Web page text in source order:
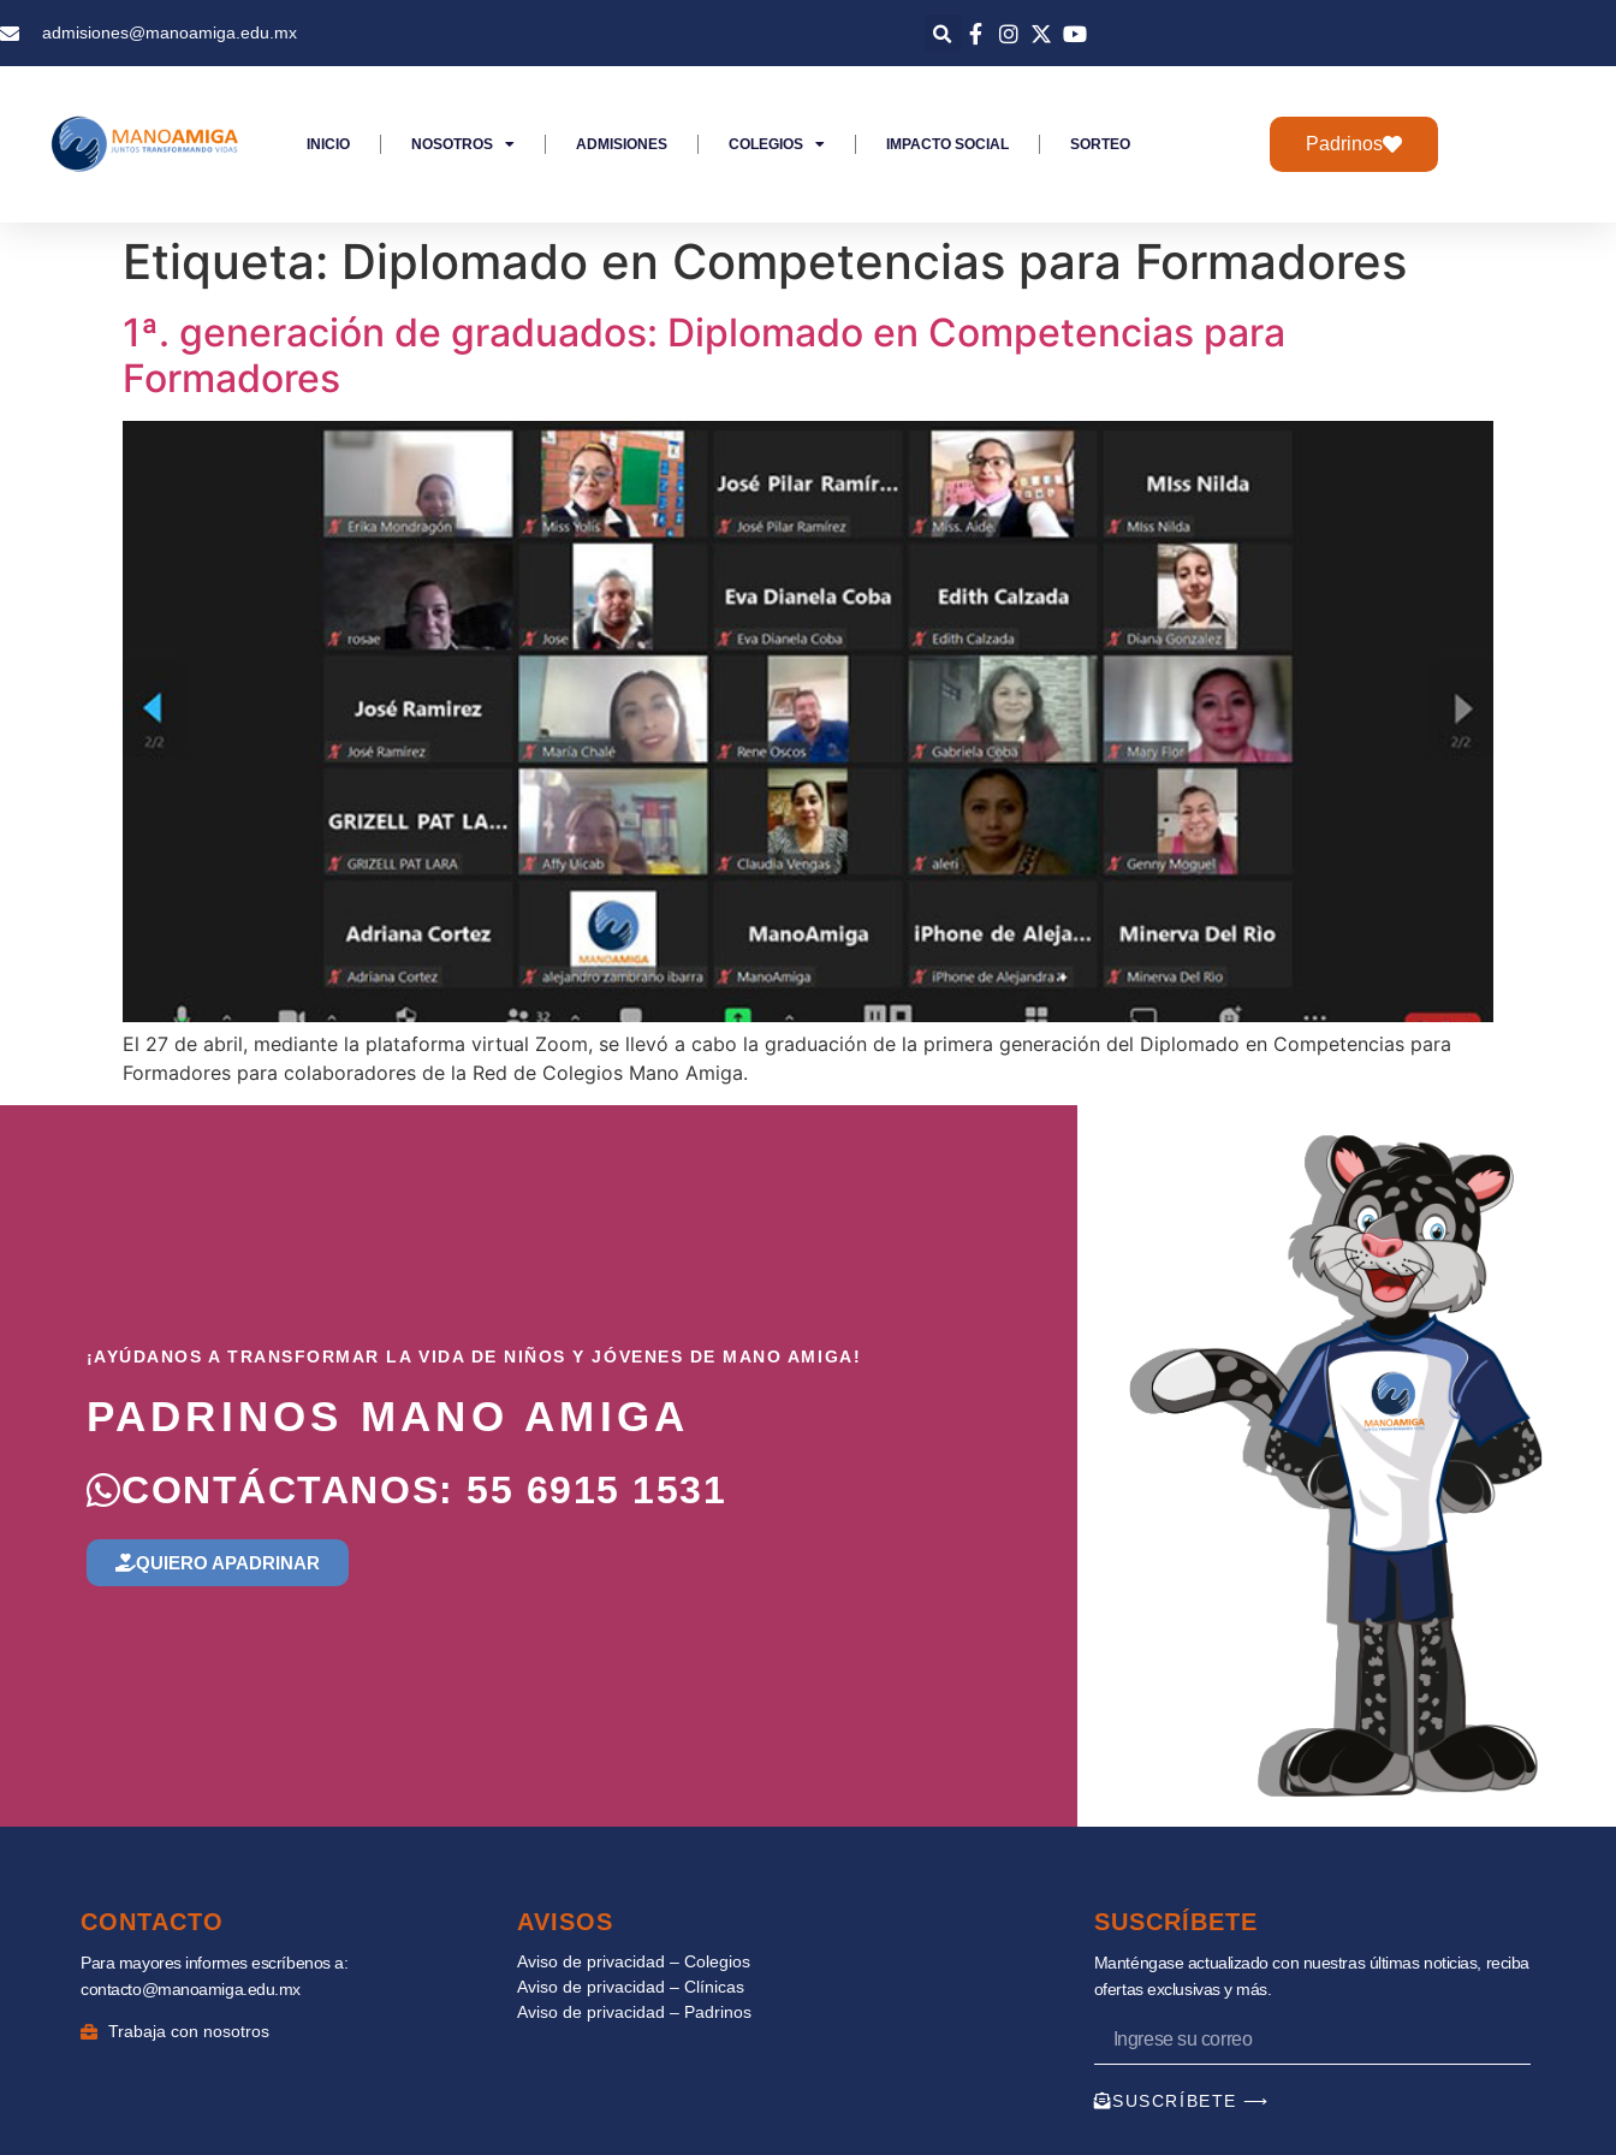
admisiones@manoamiga.edu.mx
INICIO NOSOTROS ADMISIONES COLEGIOS IMPACTO SOCIAL SORTEO Padrinos
Etiqueta: Diplomado en Competencias para Formadores
1ª. generación de graduados: Diplomado en Competencias para
Formadores
El 27 de abril, mediante la plataforma virtual Zoom, se llevó a cabo la graduación de la primera generación del Diplomado en Competencias para
Formadores para colaboradores de la Red de Colegios Mano Amiga.
¡AYÚDANOS A TRANSFORMAR LA VIDA DE NIÑOS Y JÓVENES DE MANO AMIGA!
PADRINOS MANO AMIGA
CONTÁCTANOS: 55 6915 1531
QUIERO APADRINAR
CONTACTO
Para mayores informes escríbenos a:
contacto@manoamiga.edu.mx
Trabaja con nosotros
AVISOS
Aviso de privacidad – Colegios
Aviso de privacidad – Clínicas
Aviso de privacidad – Padrinos
SUSCRÍBETE
Manténgase actualizado con nuestras últimas noticias, reciba
ofertas exclusivas y más.
SUSCRÍBETE ⟶